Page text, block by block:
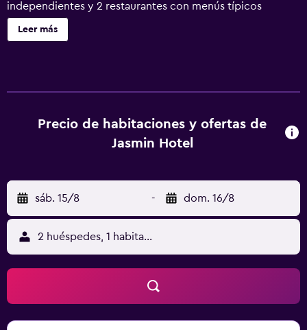
independientes y 2 restaurantes con menús típicos
búlgaros y europeos. Dispone de 54 habitaciones y 7
apartamentos lujosamente amueblados, con minibar, TV,
Leer más
Precio de habitaciones y ofertas de
Jasmin Hotel
sáb. 15/8 - dom. 16/8
2 huéspedes, 1 habitación